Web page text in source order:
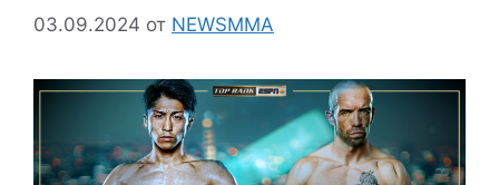
03.09.2024 от NEWSMMA